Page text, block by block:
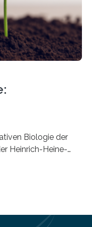
dar, denn…
Biologie der
Heinrich-Heine-
auf
für Forschung,